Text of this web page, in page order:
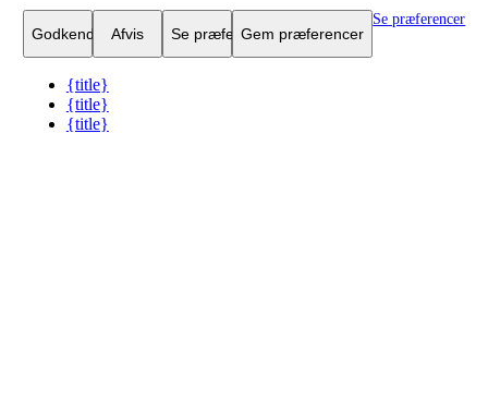
Godkend Afvis Se præferencerGem præferencer
Se præferencer
{title}
{title}
{title}